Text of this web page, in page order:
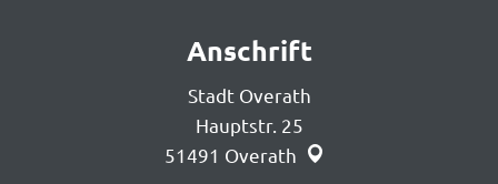
Anschrift
Stadt Overath
Hauptstr. 25
51491 Overath